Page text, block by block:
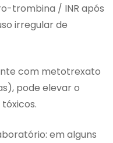
trombina / INR após
irregular de
com metotrexato
pode elevar o
em alguns